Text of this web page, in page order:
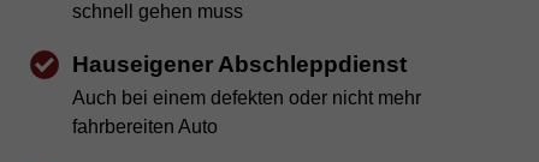
schnell gehen muss
Hauseigener Abschleppdienst
Auch bei einem defekten oder nicht mehr
fahrbereiten Auto